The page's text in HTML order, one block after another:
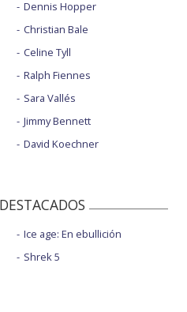
Dennis Hopper
Christian Bale
Celine Tyll
Ralph Fiennes
Sara Vallés
Jimmy Bennett
David Koechner
Ice age: En ebullición
Shrek 5